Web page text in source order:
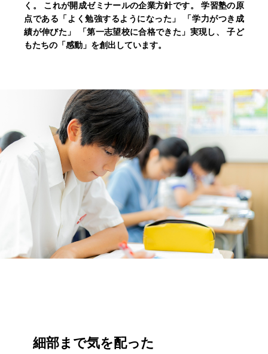
く。
これが開成ゼミナールの企業方針です。
学習塾の原
点である「よく勉強するようになった」
「学力がつき成
績が伸びた」
「第一志望校に合格できた」実現し、
子ど
もたちの「感動」を創出しています。
細部まで気を配った